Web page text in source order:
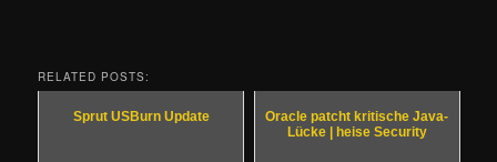
RELATED POSTS:
Sprut USBurn Update
Oracle patcht kritische Java-
Lücke | heise Security